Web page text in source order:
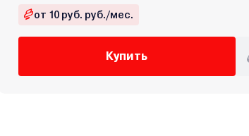
от 10 руб. руб./мес.
Купить